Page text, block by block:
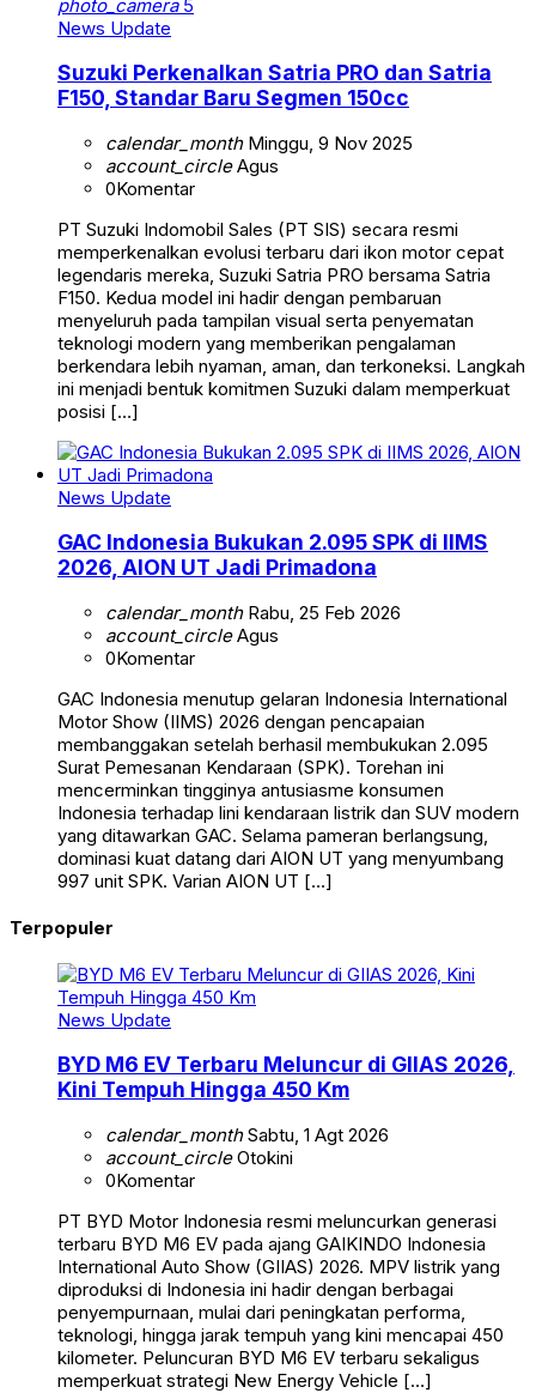
photo_camera5
News Update
Suzuki Perkenalkan Satria PRO dan Satria
F150, Standar Baru Segmen 150cc
calendar_monthMinggu, 9 Nov 2025
account_circleAgus
0Komentar
PT Suzuki Indomobil Sales (PT SIS) secara resmi
memperkenalkan evolusi terbaru dari ikon motor cepat
legendaris mereka, Suzuki Satria PRO bersama Satria
F150. Kedua model ini hadir dengan pembaruan
menyeluruh pada tampilan visual serta penyematan
teknologi modern yang memberikan pengalaman
berkendara lebih nyaman, aman, dan terkoneksi. Langkah
ini menjadi bentuk komitmen Suzuki dalam memperkuat
posisi […]
News Update
GAC Indonesia Bukukan 2.095 SPK di IIMS
2026, AION UT Jadi Primadona
calendar_monthRabu, 25 Feb 2026
account_circleAgus
0Komentar
GAC Indonesia menutup gelaran Indonesia International
Motor Show (IIMS) 2026 dengan pencapaian
membanggakan setelah berhasil membukukan 2.095
Surat Pemesanan Kendaraan (SPK). Torehan ini
mencerminkan tingginya antusiasme konsumen
Indonesia terhadap lini kendaraan listrik dan SUV modern
yang ditawarkan GAC. Selama pameran berlangsung,
dominasi kuat datang dari AION UT yang menyumbang
997 unit SPK. Varian AION UT […]
Terpopuler
News Update
BYD M6 EV Terbaru Meluncur di GIIAS 2026,
Kini Tempuh Hingga 450 Km
calendar_monthSabtu, 1 Agt 2026
account_circleOtokini
0Komentar
PT BYD Motor Indonesia resmi meluncurkan generasi
terbaru BYD M6 EV pada ajang GAIKINDO Indonesia
International Auto Show (GIIAS) 2026. MPV listrik yang
diproduksi di Indonesia ini hadir dengan berbagai
penyempurnaan, mulai dari peningkatan performa,
teknologi, hingga jarak tempuh yang kini mencapai 450
kilometer. Peluncuran BYD M6 EV terbaru sekaligus
memperkuat strategi New Energy Vehicle […]